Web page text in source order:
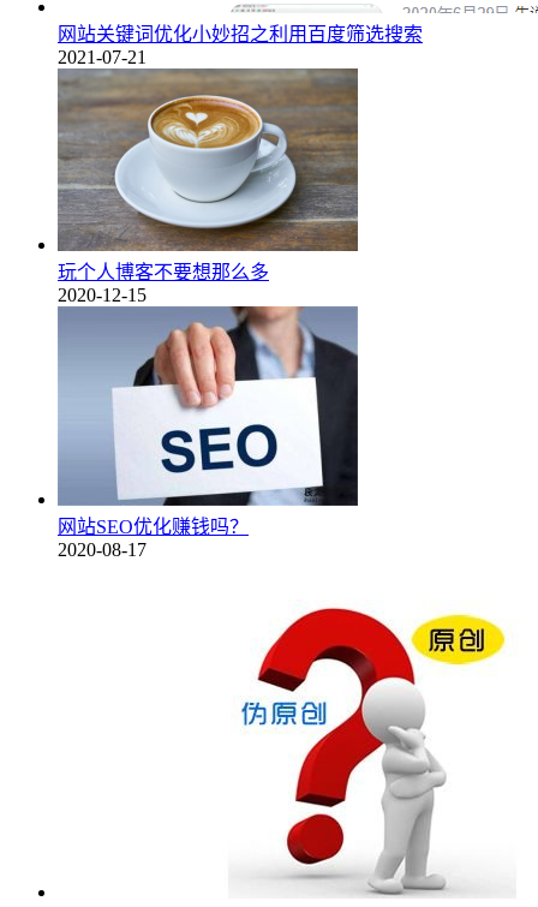
网站关键词优化小妙招之利用百度筛选搜索
2021-07-21
玩个人博客不要想那么多
2020-12-15
网站SEO优化赚钱吗？
2020-08-17